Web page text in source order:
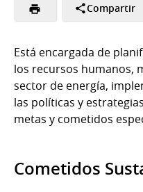
Compartir
Está encargada de
los recursos humanos,
sector de energía,
las políticas y
metas y cometidos
Cometidos